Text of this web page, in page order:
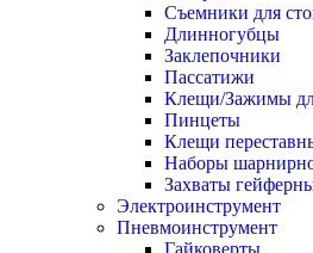
Съемники для
Длинногубцы
Заклепочники
Пассатижи
Клещи/Зажимы
Пинцеты
Клещи
Наборы
Захваты
Электроинструмент
Пневмоинструмент
Гайковерты